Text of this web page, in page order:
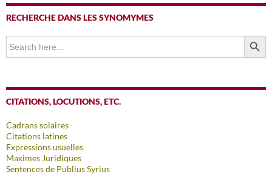
RECHERCHE DANS LES SYNOMYMES
Search
for:
SEARCH
CITATIONS, LOCUTIONS, ETC.
Cadrans solaires
Citations latines
Expressions usuelles
Maximes Juridiques
Sentences de Publius Syrius